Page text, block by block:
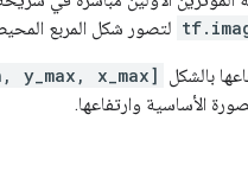
لتصور شكل المربع
بالشكل [y_min, x_min, y_max, x_max]
الأساسية وارتفاعها.